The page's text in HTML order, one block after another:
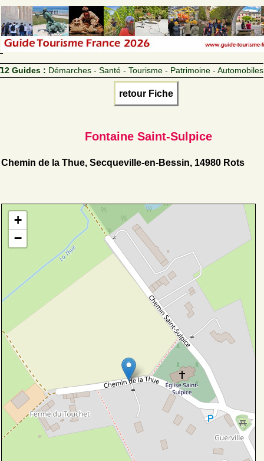
12 Guides : Démarches - Santé - Tourisme - Patrimoine - Automobiles
retour Fiche
Fontaine Saint-Sulpice
Chemin de la Thue, Secqueville-en-Bessin, 14980 Rots
+
−